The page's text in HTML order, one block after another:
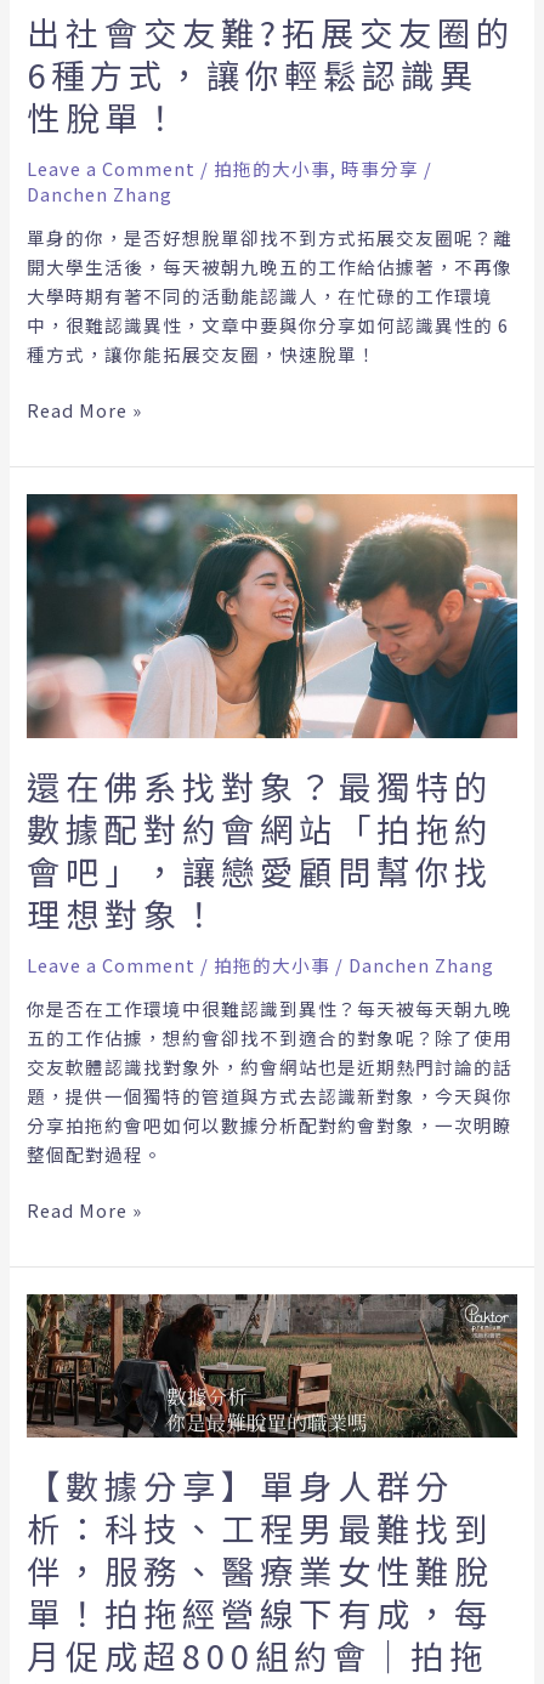
出社會交友難?拓展交友圈的
6種方式，讓你輕鬆認識異
性脫單！
Leave a Comment / 拍拖的大小事,時事分享 /
Danchen Zhang
單身的你，是否好想脫單卻找不到方式拓展交友圈呢？離
開大學生活後，每天被朝九晚五的工作給佔據著，不再像
大學時期有著不同的活動能認識人，在忙碌的工作環境
中，很難認識異性，文章中要與你分享如何認識異性的 6
種方式，讓你能拓展交友圈，快速脫單！
友
圈
的
6
種
方
式，
你
輕
鬆
認
識
性
Read More »
還在佛系找對象？最獨特的
數據配對約會網站「拍拖約
會吧」，讓戀愛顧問幫你找
理想對象！
Leave a Comment / 拍拖的大小事 / Danchen Zhang
你是否在工作環境中很難認識到異性？每天被每天朝九晚
五的工作佔據，想約會卻找不到適合的對象呢？除了使用
交友軟體認識找對象外，約會網站也是近期熱門討論的話
題，提供一個獨特的管道與方式去認識新對象，今天與你
分享拍拖約會吧如何以數據分析配對約會對象，一次明瞭
整個配對過程。
還
在
佛
系
找
對
象？
最
獨
特
的
數
據
配
對
會
網
站
「拍
拖
約
會
讓
愛
顧
問
幫
你
找
理
象！
Read More »
【數據分享】單身人群分
析：科技、工程男最難找到
伴，服務、醫療業女性難脫
單！拍拖經營線下有成，每
月促成超800組約會｜拍拖
【數
據
分
享】
單
群
分
析：
科
技、
工